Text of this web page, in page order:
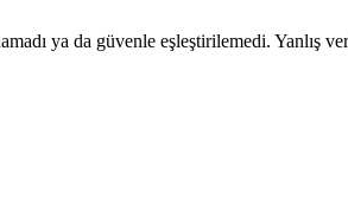
ya da güvenle eşleştirilemedi. Yanlış